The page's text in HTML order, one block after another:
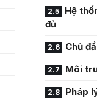
Hệ
đủ
Chủ
Môi
Pháp